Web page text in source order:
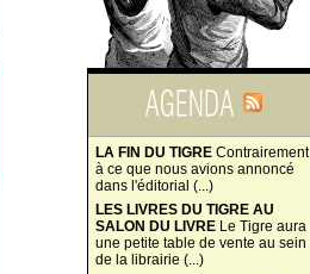
LA FIN DU TIGRE Contrairement
à ce que nous avions annoncé
dans l'éditorial (...)
LES LIVRES DU TIGRE AU
SALON DU LIVRE Le Tigre aura
une petite table de vente au sein
de la librairie (...)